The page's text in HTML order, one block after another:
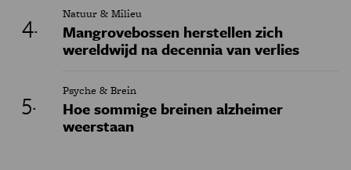
Natuur & Milieu
Mangrovebossen herstellen zich
wereldwijd na decennia van verlies
Psyche & Brein
Hoe sommige breinen alzheimer
weerstaan